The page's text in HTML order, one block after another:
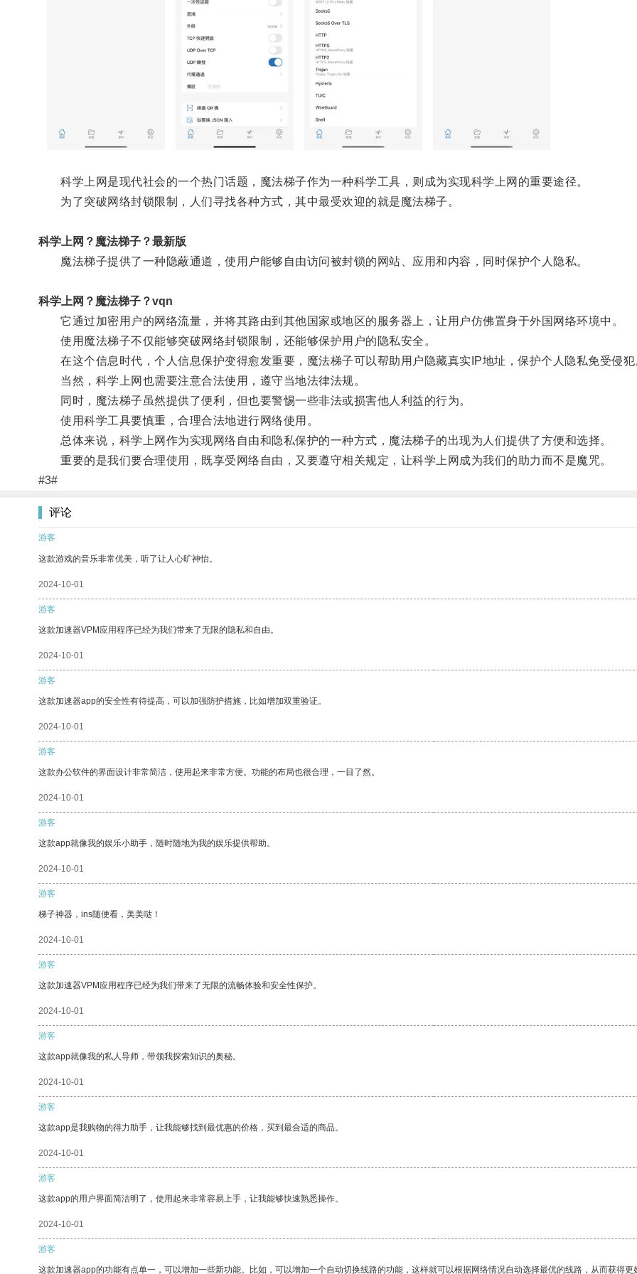
科学上网是现代社会的一个热门话题，魔法梯子作为一种科学工具，则成为实现科学上网的重要途径。
为了突破网络封锁限制，人们寻找各种方式，其中最受欢迎的就是魔法梯子。
科学上网？魔法梯子？最新版
魔法梯子提供了一种隐蔽通道，使用户能够自由访问被封锁的网站、应用和内容，同时保护个人隐私。
科学上网？魔法梯子？vqn
它通过加密用户的网络流量，并将其路由到其他国家或地区的服务器上，让用户仿佛置身于外国网络环境中。
使用魔法梯子不仅能够突破网络封锁限制，还能够保护用户的隐私安全。
在这个信息时代，个人信息保护变得愈发重要，魔法梯子可以帮助用户隐藏真实IP地址，保护个人隐私免受侵犯
当然，科学上网也需要注意合法使用，遵守当地法律法规。
同时，魔法梯子虽然提供了便利，但也要警惕一些非法或损害他人利益的行为。
使用科学工具要慎重，合理合法地进行网络使用。
总体来说，科学上网作为实现网络自由和隐私保护的一种方式，魔法梯子的出现为人们提供了方便和选择。
重要的是我们要合理使用，既享受网络自由，又要遵守相关规定，让科学上网成为我们的助力而不是魔咒。
#3#
评论
游客
这款游戏的音乐非常优美，听了让人心旷神怡。
2024-10-01
游客
这款加速器VPM应用程序已经为我们带来了无限的隐私和自由。
2024-10-01
游客
这款加速器app的安全性有待提高，可以加强防护措施，比如增加双重验证。
2024-10-01
游客
这款办公软件的界面设计非常简洁，使用起来非常方便。功能的布局也很合理，一目了然。
2024-10-01
游客
这款app就像我的娱乐小助手，随时随地为我的娱乐提供帮助。
2024-10-01
游客
梯子神器，ins随便看，美美哒！
2024-10-01
游客
这款加速器VPM应用程序已经为我们带来了无限的流畅体验和安全性保护。
2024-10-01
游客
这款app就像我的私人导师，带领我探索知识的奥秘。
2024-10-01
游客
这款app是我购物的得力助手，让我能够找到最优惠的价格，买到最合适的商品。
2024-10-01
游客
这款app的用户界面简洁明了，使用起来非常容易上手，让我能够快速熟悉操作。
2024-10-01
游客
这款加速器app的功能有点单一，可以增加一些新功能。比如，可以增加一个自动切换线路的功能，这样就可以根据网络情况自动选择最优的线路，从而获得更